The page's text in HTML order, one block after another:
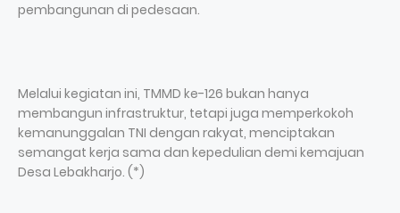
pembangunan di pedesaan.
Melalui kegiatan ini, TMMD ke-126 bukan hanya
membangun infrastruktur, tetapi juga memperkokoh
kemanunggalan TNI dengan rakyat, menciptakan
semangat kerja sama dan kepedulian demi kemajuan
Desa Lebakharjo. (*)